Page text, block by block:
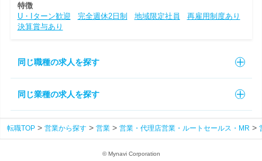
特徴
U・Iターン歓迎
完全週休2日制 地域限定社員
再雇用制度あり
決算賞与あり
同じ職種の求人を探す
同じ業種の求人を探す
転職TOP 営業から探す 営業 営業・代理店営業・ルートセールス・MR
© Mynavi Corporation